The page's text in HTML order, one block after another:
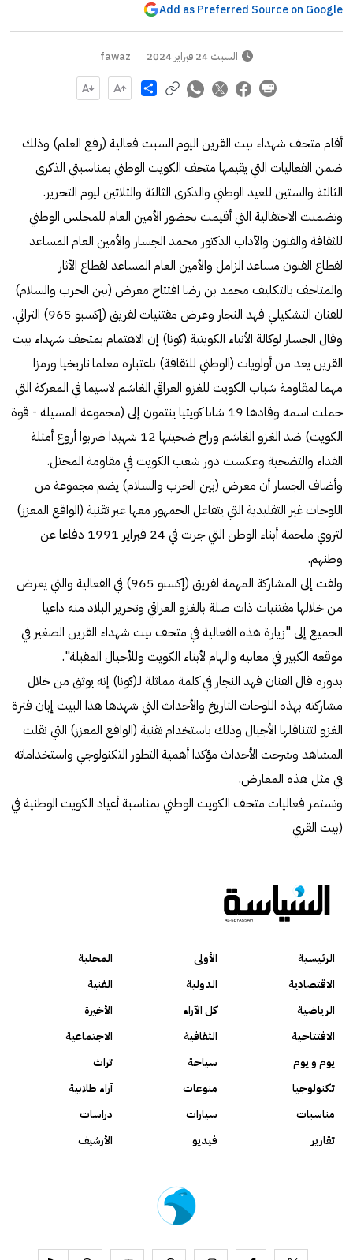
Add as Preferred Source on Google
السبت 24 فبراير 2024 fawaz
Share
أقام متحف شهداء بيت القرين اليوم السبت فعالية (رفع العلم) وذلك
ضمن الفعاليات التي يقيمها متحف الكويت الوطني بمناسبتي الذكرى
الثالثة والستين للعيد الوطني والذكرى الثالثة والثلاثين ليوم التحرير.
وتضمنت الاحتفالية التي أقيمت بحضور الأمين العام للمجلس الوطني
للثقافة والفنون والآداب الدكتور محمد الجسار والأمين العام المساعد
لقطاع الفنون مساعد الزامل والأمين العام المساعد لقطاع الآثار
والمتاحف بالتكليف محمد بن رضا افتتاح معرض (بين الحرب والسلام)
للفنان التشكيلي فهد النجار وعرض مقتنيات لفريق (إكسبو 965) التراثي.
وقال الجسار لوكالة الأنباء الكويتية (كونا) إن الاهتمام بمتحف شهداء بيت
القرين يعد من أولويات (الوطني للثقافة) باعتباره معلما تاريخيا ورمزا
مهما لمقاومة شباب الكويت للغزو العراقي الغاشم لاسيما في المعركة التي
حملت اسمه وقادها 19 شابا كويتيا ينتمون إلى (مجموعة المسيلة - قوة
الكويت) ضد الغزو الغاشم وراح ضحيتها 12 شهيدا ضربوا أروع أمثلة
الفداء والتضحية وعكست دور شعب الكويت في مقاومة المحتل.
وأضاف الجسار أن معرض (بين الحرب والسلام) يضم مجموعة من
اللوحات غير التقليدية التي يتفاعل الجمهور معها عبر تقنية (الواقع المعزز)
لتروي ملحمة أبناء الوطن التي جرت في 24 فبراير 1991 دفاعا عن
وطنهم.
ولفت إلى المشاركة المهمة لفريق (إكسبو 965) في الفعالية والتي يعرض
من خلالها مقتنيات ذات صلة بالغزو العراقي وتحرير البلاد منه داعيا
الجميع إلى "زيارة هذه الفعالية في متحف بيت شهداء القرين الصغير في
موقعه الكبير في معانيه والهام لأبناء الكويت وللأجيال المقبلة".
بدوره قال الفنان فهد النجار في كلمة مماثلة لـ(كونا) إنه يوثق من خلال
مشاركته بهذه اللوحات التاريخ والأحداث التي شهدها هذا البيت إبان فترة
الغزو لتتناقلها الأجيال وذلك باستخدام تقنية (الواقع المعزز) التي نقلت
المشاهد وشرحت الأحداث مؤكدا أهمية التطور التكنولوجي واستخداماته
في مثل هذه المعارض.
وتستمر فعاليات متحف الكويت الوطني بمناسبة أعياد الكويت الوطنية في
(بيت القري
الرئيسية الأولى
المحلية
الاقتصادية
الدولية
الفنية
الرياضية
كل الآراء
الأخيرة
الافتتاحية
الثقافية
الاجتماعية
يوم و يوم
سياحة
تراث
تكنولوجيا
منوعات
آراء طلابية
مناسبات
سيارات
دراسات
تقارير
فيديو الأرشيف